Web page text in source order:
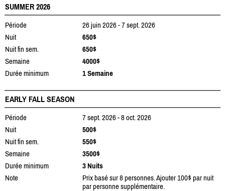
SUMMER 2026
Période
26 juin 2026 - 7 sept. 2026
Nuit
650$
Nuit fin sem.
650$
Semaine
4000$
Durée minimum
1 Semaine
EARLY FALL SEASON
Période
7 sept. 2026 - 8 oct. 2026
Nuit
500$
Nuit fin sem.
550$
Semaine
3500$
Durée minimum
3 Nuits
Note
Prix basé sur 8 personnes. Ajouter 100$ par nuit
par personne supplémentaire.